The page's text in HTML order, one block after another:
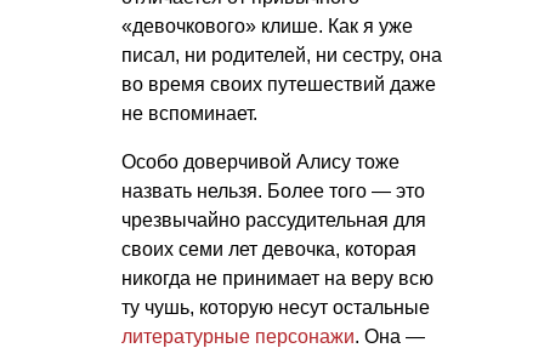
«девочкового» клише. Как я уже
писал, ни родителей, ни сестру, она
во время своих путешествий даже
не вспоминает.
Особо доверчивой Алису тоже
назвать нельзя. Более того — это
чрезвычайно рассудительная для
своих семи лет девочка, которая
никогда не принимает на веру всю
ту чушь, которую несут остальные
литературные персонажи. Она —